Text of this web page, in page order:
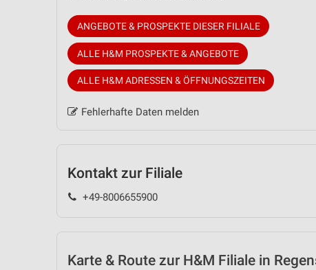
ANGEBOTE & PROSPEKTE DIESER FILIALE
ALLE H&M PROSPEKTE & ANGEBOTE
ALLE H&M ADRESSEN & ÖFFNUNGSZEITEN
Fehlerhafte Daten melden
Kontakt zur Filiale
+49-8006655900
Karte & Route zur H&M Filiale in